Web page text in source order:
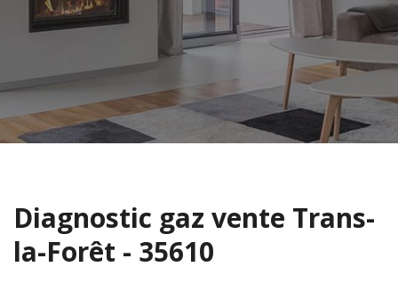
Diagnostic gaz vente Trans-
la-Forêt - 35610